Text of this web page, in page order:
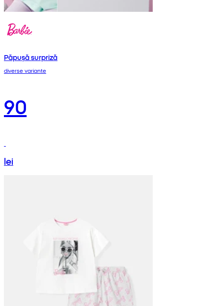
Păpușă surpriză
diverse variante
90
lei